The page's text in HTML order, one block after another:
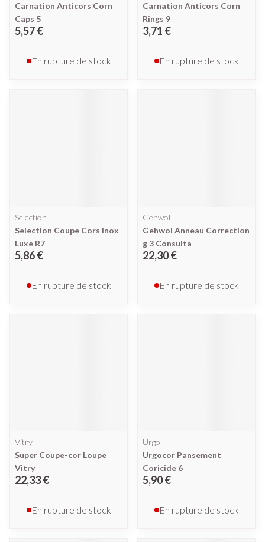
Carnation Anticors Corn
Caps 5
5,57 €
En rupture de stock
Carnation Anticors Corn
Rings 9
3,71 €
En rupture de stock
Selection
Selection Coupe Cors Inox
Luxe R7
5,86 €
En rupture de stock
Gehwol
Gehwol Anneau Correction
g 3 Consulta
22,30 €
En rupture de stock
Vitry
Super Coupe-cor Loupe
Vitry
22,33 €
En rupture de stock
Urgo
Urgocor Pansement
Coricide 6
5,90 €
En rupture de stock